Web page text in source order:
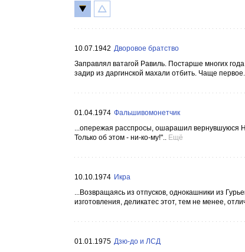
10.07.1942 Дворовое братство
Заправлял ватагой Равиль. Постарше многих
задир из даргинской махали отбить. Чаще
01.04.1974 Фальшивомонетчик
...опережая расспросы, ошарашил вернувшуюся
Только об этом - ни-ко-му!".. Ещё
10.10.1974 Икра
...Возвращаясь из отпусков, однокашники из
изготовления, деликатес этот, тем не менее,
01.01.1975 Дзю-до и ЛСД